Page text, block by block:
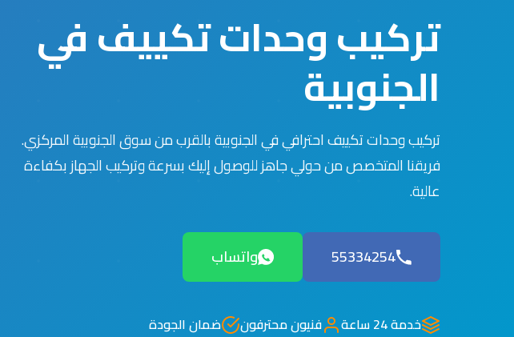
تركيب وحدات تكييف في
الجنوبية
تركيب وحدات تكييف احترافي في الجنوبية بالقرب من سوق الجنوبية المركزي.
فريقنا المتخصص من حولي جاهز للوصول إليك بسرعة وتركيب الجهاز بكفاءة
عالية.
55334254 واتساب
خدمة 24 ساعة فنيون محترفون ضمان الجودة